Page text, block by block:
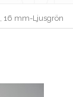
16 mm-Ljusgrön